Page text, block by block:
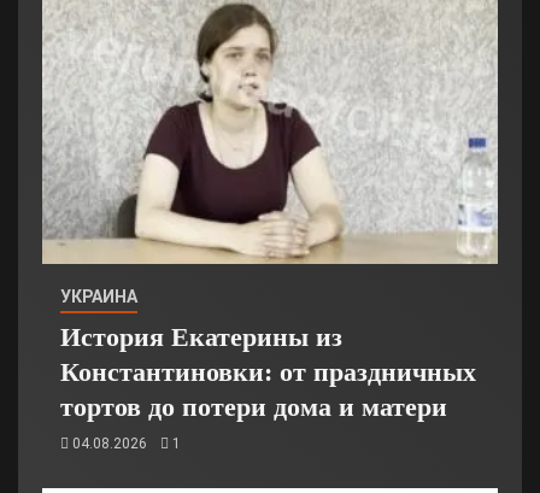
УКРАИНА
История Екатерины из
Константиновки: от праздничных
тортов до потери дома и матери
04.08.2026 1